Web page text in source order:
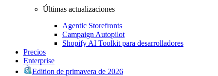
Últimas actualizaciones
Agentic Storefronts
Campaign Autopilot
Shopify AI Toolkit para desarrolladores
Precios
Enterprise
Edition de primavera de 2026